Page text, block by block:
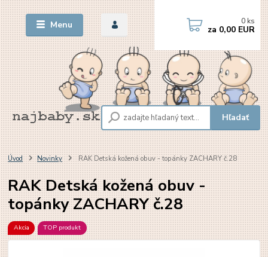
Menu
Hľadať
0 ks
za 0,00 EUR
Úvod Novinky RAK Detská kožená obuv - topánky ZACHARY č.28
RAK Detská kožená obuv -
topánky ZACHARY č.28
Akcia TOP produkt